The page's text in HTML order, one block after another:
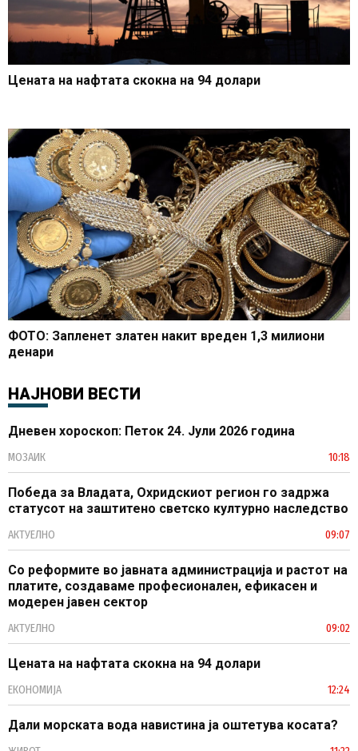
Цената на нафтата скокна на 94 долари
ФОТО: Запленет златен накит вреден 1,3 милиони
денари
НАЈНОВИ ВЕСТИ
Дневен хороскоп: Петок 24. Јули 2026 година
МОЗАИК 10:18
Победа за Владата, Охридскиот регион го задржа
статусот на заштитено светско културно наследство
АКТУЕЛНО 09:07
Со реформите во јавната администрација и растот на
платите, создаваме професионален, ефикасен и
модерен јавен сектор
АКТУЕЛНО 09:02
Цената на нафтата скокна на 94 долари
ЕКОНОМИЈА 12:24
Дали морската вода навистина ја оштетува косата?